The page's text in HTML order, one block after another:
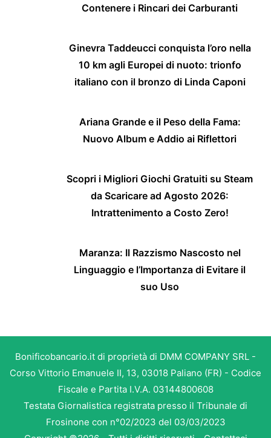
Contenere i Rincari dei Carburanti
Ginevra Taddeucci conquista l’oro nella
10 km agli Europei di nuoto: trionfo
italiano con il bronzo di Linda Caponi
Ariana Grande e il Peso della Fama:
Nuovo Album e Addio ai Riflettori
Scopri i Migliori Giochi Gratuiti su Steam
da Scaricare ad Agosto 2026:
Intrattenimento a Costo Zero!
Maranza: Il Razzismo Nascosto nel
Linguaggio e l’Importanza di Evitare il
suo Uso
Bonificobancario.it di proprietà di DMM COMPANY SRL -
Corso Vittorio Emanuele II, 13, 03018 Paliano (FR) - Codice
Fiscale e Partita I.V.A. 03144800608
Testata Giornalistica registrata presso il Tribunale di
Frosinone con n°02/2023 del 03/03/2023